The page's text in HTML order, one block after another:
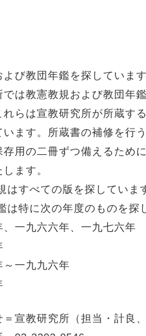
び教団年鑑を探しています
は教憲教規および教団年
れらは宣教研究所が所蔵す
います。所蔵書の補修を行
存用の二冊ずつ備えるため
ます。
はすべての版を探していま
は特に次の年度のものを探
、一九六六年、一九七六年
～一九九六年
宣教研究所（担当・計良、